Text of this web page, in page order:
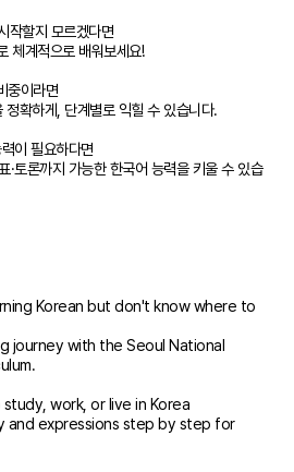
작할지 모르겠다면
체계적으로 배워보세요!
중이라면
확하게, 단계별로 익힐 수 있습니다.
이 필요하다면
·토론까지 가능한 한국어 능력을 키울 수 있습
Korean but don't know where to
journey with the Seoul National
work, or live in Korea
and expressions step by step for